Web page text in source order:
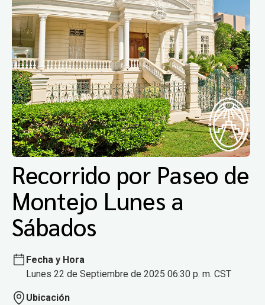
Recorrido por Paseo de
Montejo Lunes a
Sábados
Fecha y Hora
Lunes 22 de Septiembre de 2025 06:30 p. m. CST
Ubicación